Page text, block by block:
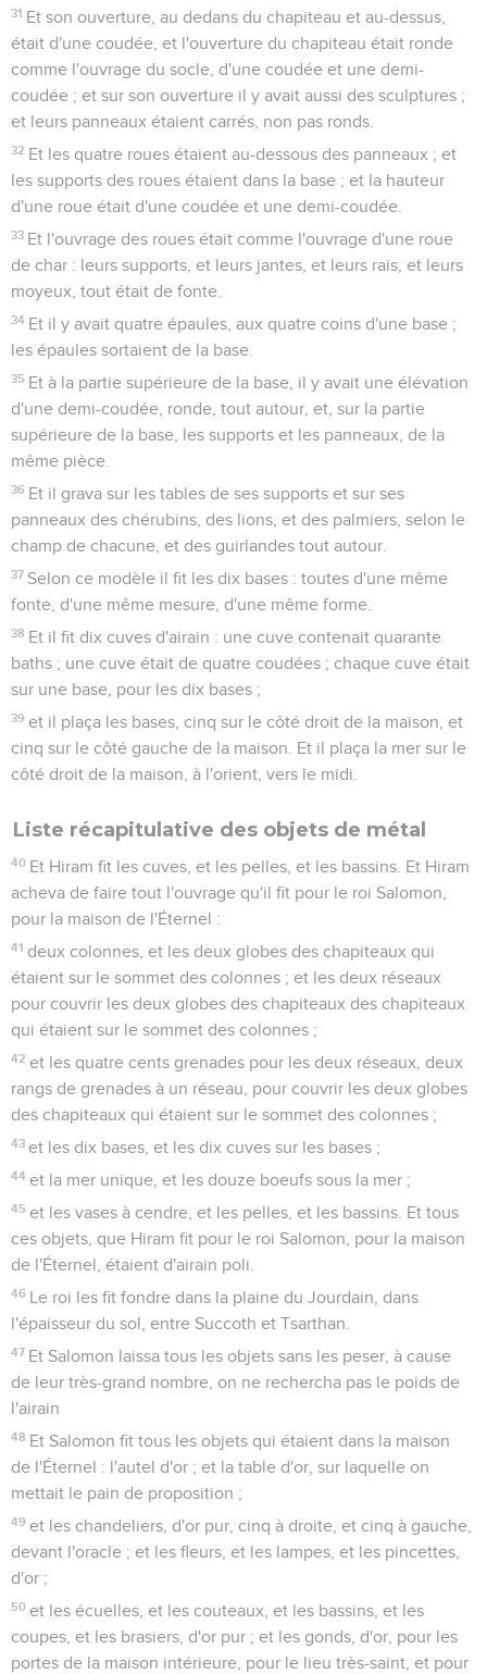
31 Et son ouverture, au dedans du chapiteau et au-dessus,
était d'une coudée, et l'ouverture du chapiteau était ronde
comme l'ouvrage du socle, d'une coudée et une demi-
coudée ; et sur son ouverture il y avait aussi des sculptures ;
et leurs panneaux étaient carrés, non pas ronds.
32 Et les quatre roues étaient au-dessous des panneaux ; et
les supports des roues étaient dans la base ; et la hauteur
d'une roue était d'une coudée et une demi-coudée.
33 Et l'ouvrage des roues était comme l'ouvrage d'une roue
de char : leurs supports, et leurs jantes, et leurs rais, et leurs
moyeux, tout était de fonte.
34 Et il y avait quatre épaules, aux quatre coins d'une base ;
les épaules sortaient de la base.
35 Et à la partie supérieure de la base, il y avait une élévation
d'une demi-coudée, ronde, tout autour, et, sur la partie
supérieure de la base, les supports et les panneaux, de la
même pièce.
36 Et il grava sur les tables de ses supports et sur ses
panneaux des chérubins, des lions, et des palmiers, selon le
champ de chacune, et des guirlandes tout autour.
37 Selon ce modèle il fit les dix bases : toutes d'une même
fonte, d'une même mesure, d'une même forme.
38 Et il fit dix cuves d'airain : une cuve contenait quarante
baths ; une cuve était de quatre coudées ; chaque cuve était
sur une base, pour les dix bases ;
39 et il plaça les bases, cinq sur le côté droit de la maison, et
cinq sur le côté gauche de la maison. Et il plaça la mer sur le
côté droit de la maison, à l'orient, vers le midi.
Liste récapitulative des objets de métal
40 Et Hiram fit les cuves, et les pelles, et les bassins. Et Hiram
acheva de faire tout l'ouvrage qu'il fit pour le roi Salomon,
pour la maison de l'Éternel :
41 deux colonnes, et les deux globes des chapiteaux qui
étaient sur le sommet des colonnes ; et les deux réseaux
pour couvrir les deux globes des chapiteaux des chapiteaux
qui étaient sur le sommet des colonnes ;
42 et les quatre cents grenades pour les deux réseaux, deux
rangs de grenades à un réseau, pour couvrir les deux globes
des chapiteaux qui étaient sur le sommet des colonnes ;
43 et les dix bases, et les dix cuves sur les bases ;
44 et la mer unique, et les douze boeufs sous la mer ;
45 et les vases à cendre, et les pelles, et les bassins. Et tous
ces objets, que Hiram fit pour le roi Salomon, pour la maison
de l'Éternel, étaient d'airain poli.
46 Le roi les fit fondre dans la plaine du Jourdain, dans
l'épaisseur du sol, entre Succoth et Tsarthan.
47 Et Salomon laissa tous les objets sans les peser, à cause
de leur très-grand nombre, on ne rechercha pas le poids de
l'airain
48 Et Salomon fit tous les objets qui étaient dans la maison
de l'Éternel : l'autel d'or ; et la table d'or, sur laquelle on
mettait le pain de proposition ;
49 et les chandeliers, d'or pur, cinq à droite, et cinq à gauche,
devant l'oracle ; et les fleurs, et les lampes, et les pincettes,
d'or ;
50 et les écuelles, et les couteaux, et les bassins, et les
coupes, et les brasiers, d'or pur ; et les gonds, d'or, pour les
portes de la maison intérieure, pour le lieu très-saint, et pour